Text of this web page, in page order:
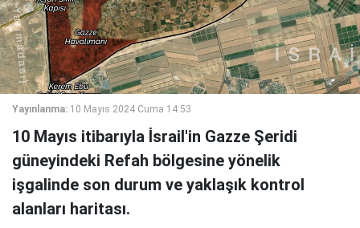
Yayınlanma: 10 Mayıs 2024 Cuma 14:53
10 Mayıs itibarıyla İsrail'in Gazze Şeridi
güneyindeki Refah bölgesine yönelik
işgalinde son durum ve yaklaşık kontrol
alanları haritası.